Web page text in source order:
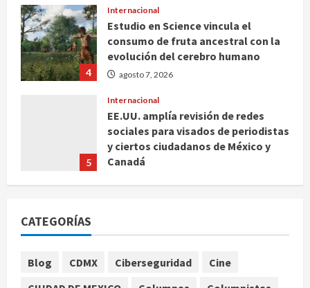
4
Internacional
Estudio en Science vincula el
consumo de fruta ancestral con la
evolución del cerebro humano
agosto 7, 2026
5
Internacional
EE.UU. amplía revisión de redes
sociales para visados de periodistas
y ciertos ciudadanos de México y
Canadá
CATEGORÍAS
Blog CDMX Ciberseguridad
Cine